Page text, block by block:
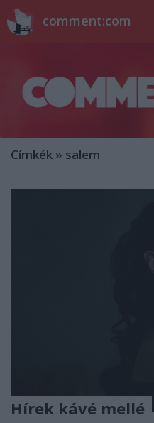
comment:com
Címkék » salem
Hírek kávé mellé